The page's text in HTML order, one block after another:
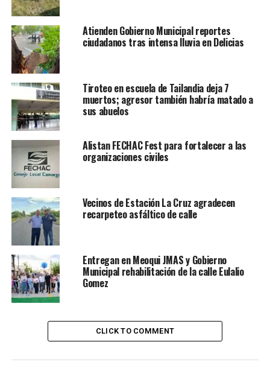
Atienden Gobierno Municipal reportes
ciudadanos tras intensa lluvia en Delicias
Tiroteo en escuela de Tailandia deja 7
muertos; agresor también habría matado a
sus abuelos
Alistan FECHAC Fest para fortalecer a las
organizaciones civiles
Vecinos de Estación La Cruz agradecen
recarpeteo asfáltico de calle
Entregan en Meoqui JMAS y Gobierno
Municipal rehabilitación de la calle Eulalio
Gomez
CLICK TO COMMENT